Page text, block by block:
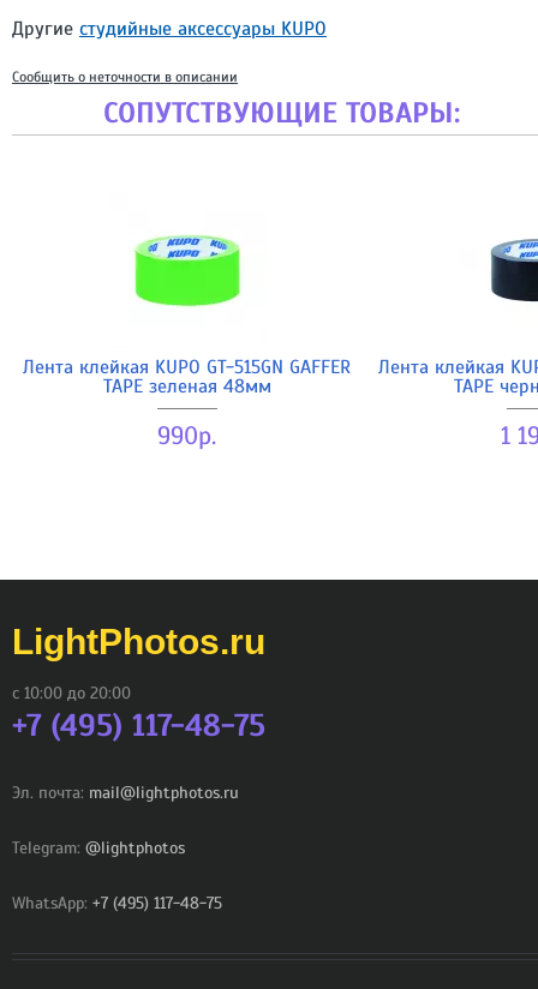
Другие студийные аксессуары KUPO
Сообщить о неточности в описании
СОПУТСТВУЮЩИЕ ТОВАРЫ:
Лента клейкая KUPO GT-515GN GAFFER
TAPE зеленая 48мм
990р.
Лента клейкая
TAPE
1
LightPhotos.ru
с 10:00 до 20:00
+7 (495) 117-48-75
Эл. почта: mail@lightphotos.ru
Telegram: @lightphotos
WhatsApp: +7 (495) 117-48-75